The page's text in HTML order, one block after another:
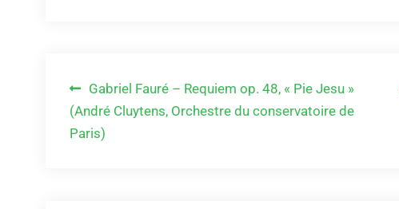
Navigation
de
Gabriel Fauré – Requiem op. 48, « Pie Jesu »
(André Cluytens, Orchestre du conservatoire de
Paris)